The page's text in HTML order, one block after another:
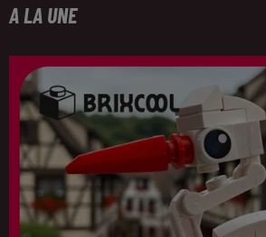
A LA UNE